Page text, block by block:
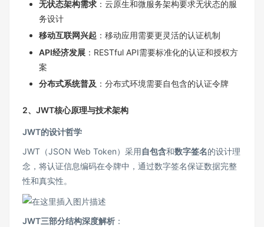
无状态架构需求 ：云原生和微服务架构要求无状态的服
务设计
移动互联网兴起 ：移动应用需要更灵活的认证机制
API经济发展 ：RESTful API需要标准化的认证和授权方
案
分布式系统普及 ：分布式环境需要自包含的认证令牌
2、JWT核心原理与技术架构
JWT的设计哲学
JWT（JSON Web Token）采用自包含和数字签名的设计理
念，将认证信息编码在令牌中，通过数字签名保证数据完整
性和真实性。
JWT三部分结构深度解析 ：